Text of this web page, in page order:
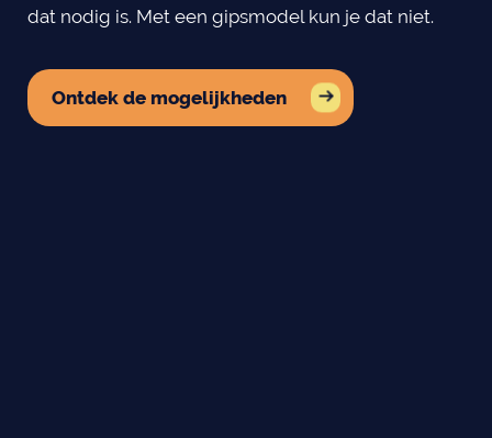
dat nodig is. Met een gipsmodel kun je dat niet.
Ontdek de mogelijkheden